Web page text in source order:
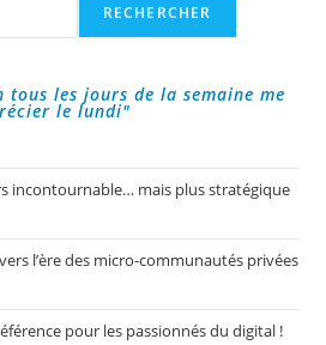
RECHERCHER
tous les jours de la semaine me
le lundi"
incontournable… mais plus stratégique
l’ère des micro-communautés privées
pour les passionnés du digital !